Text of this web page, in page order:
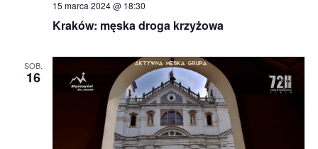
Kraków: męska droga krzyżowa
15 marca 2024 @ 18:30
SOB.
16